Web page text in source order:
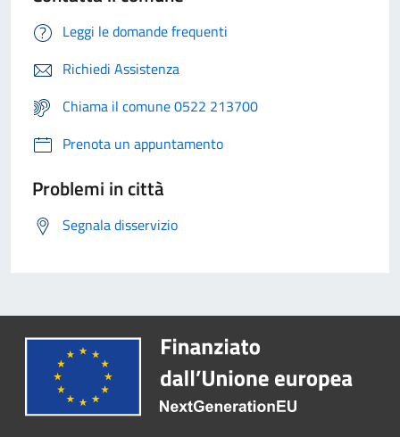
Leggi le domande frequenti
Richiedi Assistenza
Chiama il comune 0522 213700
Prenota un appuntamento
Problemi in città
Segnala disservizio